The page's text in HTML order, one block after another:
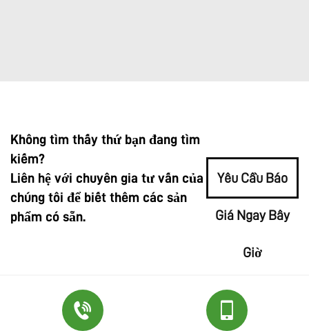
Không tìm thấy thứ bạn đang tìm
kiếm?
Liên hệ với chuyên gia tư vấn của
chúng tôi để biết thêm các sản
phẩm có sẵn.
Yêu Cầu Báo
Giá Ngay Bây
Giờ